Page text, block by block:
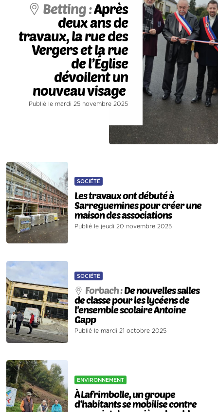
Betting :Après
deux ans de
travaux, la rue des
Vergers et la rue
de l’Église
dévoilent un
nouveau visage
Publié le mardi 25 novembre 2025
SOCIÉTÉ
Les travaux ont débuté à
Sarreguemines pour créer une
maison des associations
Publié le jeudi 20 novembre 2025
SOCIÉTÉ
Forbach :De nouvelles salles
de classe pour les lycéens de
l'ensemble scolaire Antoine
Gapp
Publié le mardi 21 octobre 2025
ENVIRONNEMENT
À Lafrimbolle, un groupe
d’habitants se mobilise contre